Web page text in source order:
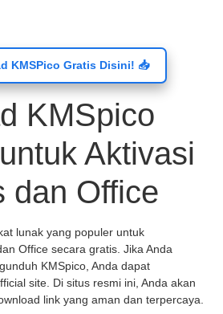
KMSPico Gratis Disini! 📥
KMSpico
Aktivasi
dan Office
lunak yang populer untuk
Office secara gratis. Jika Anda
KMSpico, Anda dapat
site. Di situs resmi ini, Anda akan
link yang aman dan terpercaya.